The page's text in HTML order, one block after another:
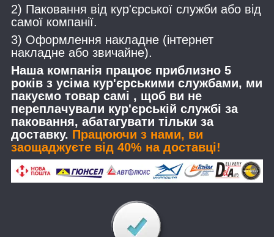
2) Паковання від кур'єрської служби або від
самої компанії.
3) Оформлення накладне (інтернет
накладне або звичайне).
Наша компанія працює приблизно 5
років з усіма кур'єрськими службами, ми
пакуємо товар самі , щоб ви не
переплачували кур'єрській службі за
паковання, абатагувати тільки за
доставку. Працюючи з нами, ви
заощаджуєте від 40% на доставці!